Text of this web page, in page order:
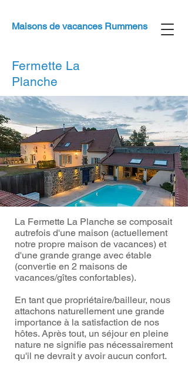
Maisons de vacances Rummens
Fermette La
Planche
La Fermette La Planche se composait
autrefois d'une maison (actuellement
notre propre maison de vacances) et
d'une grande grange avec étable
(convertie en 2 maisons de
vacances/gîtes confortables).
En tant que propriétaire/bailleur, nous
attachons naturellement une grande
importance à la satisfaction de nos
hôtes. Après tout, un séjour en pleine
nature ne signifie pas nécessairement
qu'il ne devrait y avoir aucun confort.